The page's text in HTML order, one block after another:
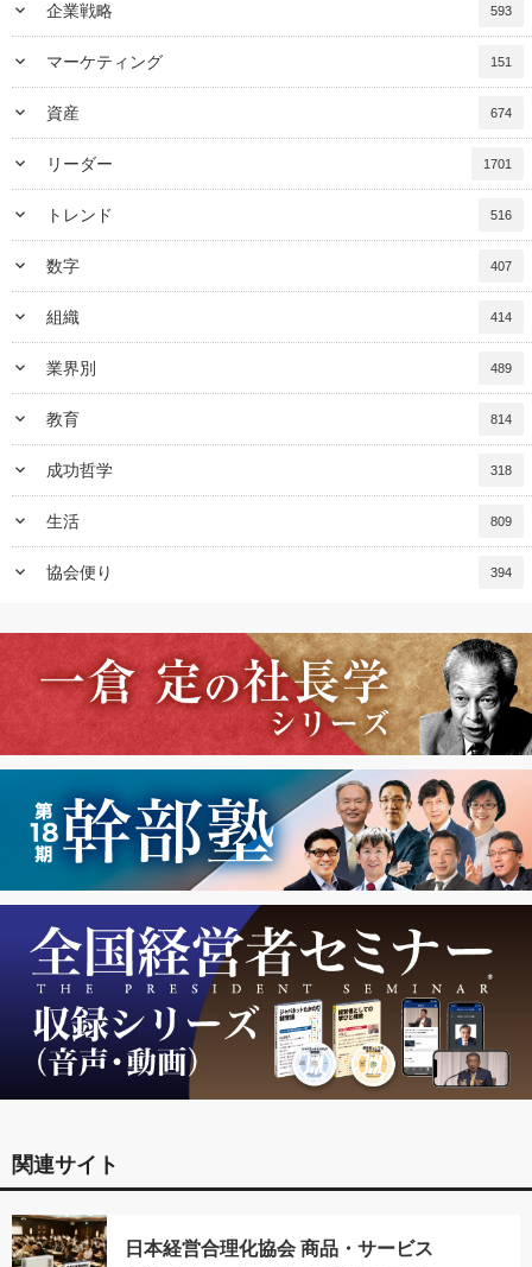
keyboard_arrow_down 企業戦略 593
keyboard_arrow_down マーケティング 151
keyboard_arrow_down 資産 674
keyboard_arrow_down リーダー 1701
keyboard_arrow_down トレンド 516
keyboard_arrow_down 数字 407
keyboard_arrow_down 組織 414
keyboard_arrow_down 業界別 489
keyboard_arrow_down 教育 814
keyboard_arrow_down 成功哲学 318
keyboard_arrow_down 生活 809
keyboard_arrow_down 協会便り 394
関連サイト
日本経営合理化協会 商品・サービス